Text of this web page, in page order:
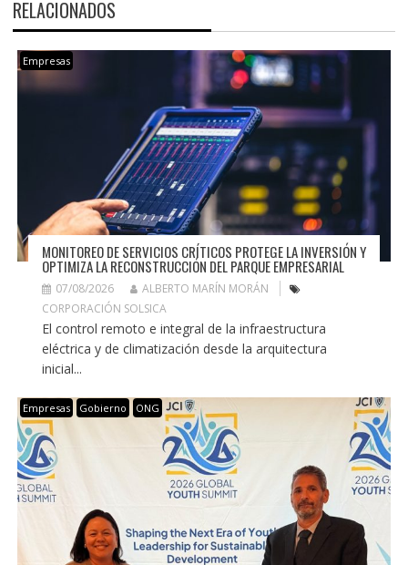
RELACIONADOS
Empresas
MONITOREO DE SERVICIOS CRÍTICOS PROTEGE LA INVERSIÓN Y
OPTIMIZA LA RECONSTRUCCIÓN DEL PARQUE EMPRESARIAL
07/08/2026
ALBERTO MARÍN MORÁN
CORPORACIÓN SOLSICA
El control remoto e integral de la infraestructura
eléctrica y de climatización desde la arquitectura
inicial...
Empresas Gobierno ONG